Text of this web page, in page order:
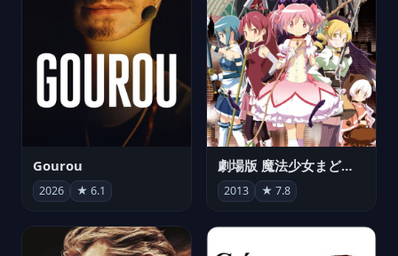
Gourou
2026 ★ 6.1
劇場版 魔法少女まどか☆マギカ[新編]叛逆の物語
2013 ★ 7.8